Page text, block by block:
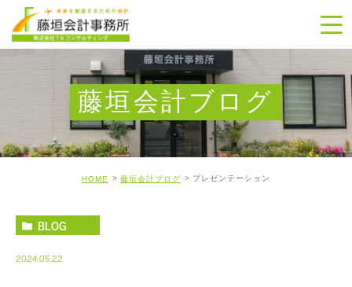
藤垣会計ブログ
HOME 藤垣会計ブログ プレゼンテーション
BLOG
2024.05.22